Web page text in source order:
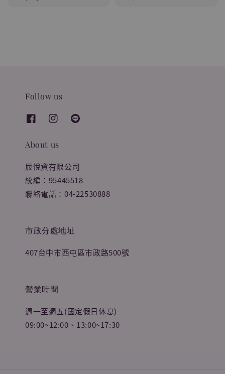
Follow us
About us
辰悅資有限公司
統編：95445518
聯絡電話：04-22530888
市政分處地址
407台中市西屯區市政路500號
營業時間
週一至週五(國定假日休息)
09:00~12:00、13:00~17:30